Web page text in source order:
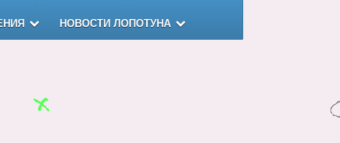
НОВОСТИ ЛОПОТУНА